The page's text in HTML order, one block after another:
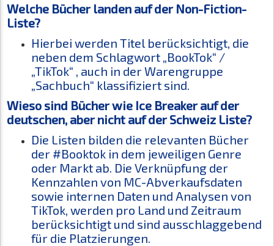
Welche Bücher landen auf der Non-Fiction-
Liste?
Hierbei werden Titel berücksichtigt, die
neben dem Schlagwort „BookTok“ /
„TikTok“ , auch in der Warengruppe
„Sachbuch“ klassifiziert sind.
Wieso sind Bücher wie Ice Breaker auf der
deutschen, aber nicht auf der Schweiz Liste?
Die Listen bilden die relevanten Bücher
der #Booktok in dem jeweiligen Genre
oder Markt ab. Die Verknüpfung der
Kennzahlen von MC-Abverkaufsdaten
sowie internen Daten und Analysen von
TikTok, werden pro Land und Zeitraum
berücksichtigt und sind ausschlaggebend
für die Platzierungen.